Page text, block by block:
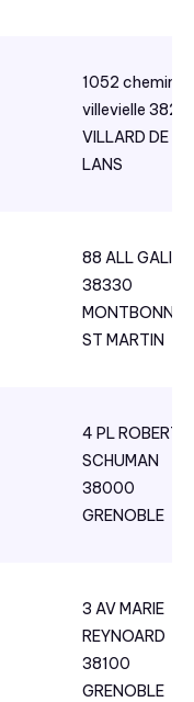
1052 chemin
villevielle
VILLARD DE
LANS
88 ALL
38330
ST MARTIN
4 PL ROBERT
SCHUMAN
38000
GRENOBLE
3 AV MARIE
REYNOARD
38100
GRENOBLE